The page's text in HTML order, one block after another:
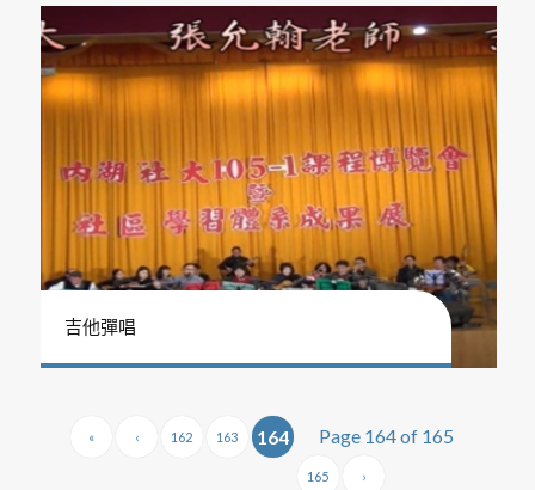
吉他彈唱
Page 164 of 165
« ‹ 162 163 164
165 ›